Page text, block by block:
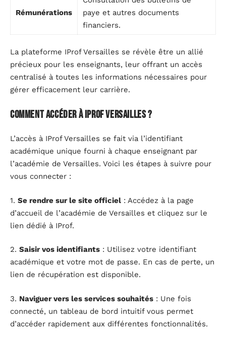
Rémunérations
paye et autres documents
financiers.
La plateforme IProf Versailles se révèle être un allié
précieux pour les enseignants, leur offrant un accès
centralisé à toutes les informations nécessaires pour
gérer efficacement leur carrière.
Comment accéder à IProf Versailles ?
L’accès à IProf Versailles se fait via l’identifiant
académique unique fourni à chaque enseignant par
l’académie de Versailles. Voici les étapes à suivre pour
vous connecter :
1. Se rendre sur le site officiel : Accédez à la page
d’accueil de l’académie de Versailles et cliquez sur le
lien dédié à IProf.
2. Saisir vos identifiants : Utilisez votre identifiant
académique et votre mot de passe. En cas de perte, un
lien de récupération est disponible.
3. Naviguer vers les services souhaités : Une fois
connecté, un tableau de bord intuitif vous permet
d’accéder rapidement aux différentes fonctionnalités.